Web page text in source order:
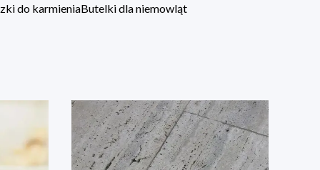
do karmieniaButelki dla niemowląt